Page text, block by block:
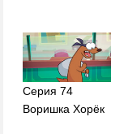
Серия 74
Воришка Хорёк